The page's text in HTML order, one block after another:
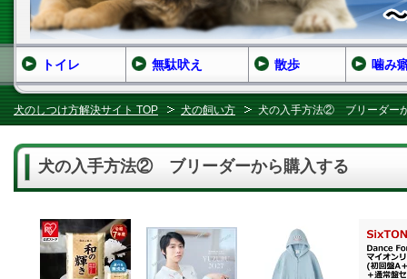
犬のしつけ方解決サイト TOP 犬の飼い方 犬の入手方法② ブリーダー
犬の入手方法② ブリーダーから購入する
トイレ 無駄吠え 散歩 噛み